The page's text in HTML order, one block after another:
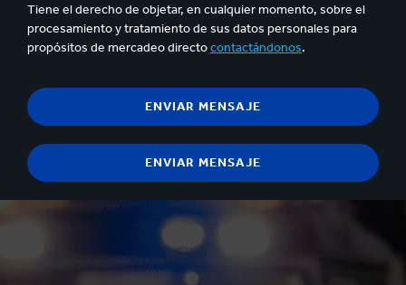
Tiene el derecho de objetar, en cualquier momento, sobre el
procesamiento y tratamiento de sus datos personales para
propósitos de mercadeo directocontactándonos.